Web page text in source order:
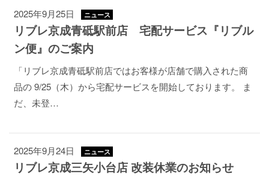
2025年9月25日 ニュース
リブレ京成青砥駅前店 宅配サービス『リブル
ン便』のご案内
「リブレ京成青砥駅前店ではお客様が店舗で購入された商
品の 9/25（木）から宅配サービスを開始しております。 ま
だ、未登…
2025年9月24日 ニュース
リブレ京成三矢小台店 改装休業のお知らせ